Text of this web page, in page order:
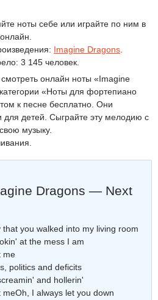
ноты себе или играйте по ним в
Imagine Dragons
3 145 человек.
онлайн ноты «Imagine
«Ноты для фортепиано
к песне бесплатно. Они
для детей. Сыграйте эту мелодию с
музыку.
Dragons — Next
you walked into my living room
at the mess I am
me
politics and deficits
and hollerin'
I always let you down